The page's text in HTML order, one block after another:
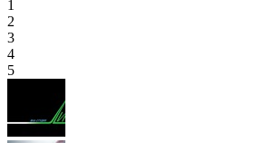
1
2
3
4
5